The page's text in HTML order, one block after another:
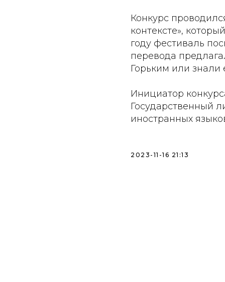
Конкурс
контексте»,
году фестиваль
перевода
Горьким или знали
Инициатор
Государственный
иностранных
2023-11-16 21:13